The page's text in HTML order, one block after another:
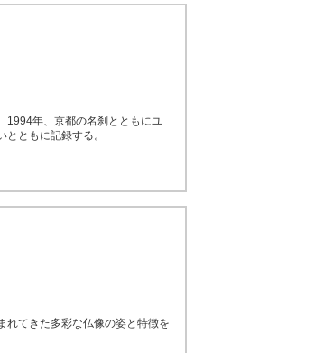
1994年、京都の名刹とともにユ
ともに記録する。
れてきた多彩な仏像の姿と特徴を